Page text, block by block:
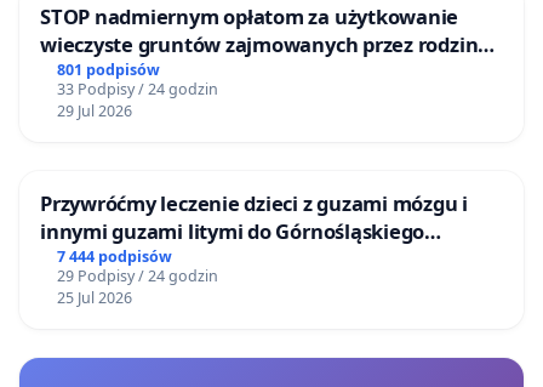
STOP nadmiernym opłatom za użytkowanie
wieczyste gruntów zajmowanych przez rodzinne
ogrody działkowe.
801 podpisów
33 Podpisy / 24 godzin
29 Jul 2026
Przywróćmy leczenie dzieci z guzami mózgu i
innymi guzami litymi do Górnośląskiego
Centrum Zdrowia Dziecka w Katowicach
7 444 podpisów
29 Podpisy / 24 godzin
25 Jul 2026